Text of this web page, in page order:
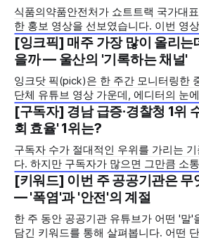
식품의약품안전처가 쇼트트랙 국가대
한 홍보 영상을 선보였습니다. 이번 영상은 의약품 허가·심사
기간을 기존 420일에서 240일로 단축
고 친근하게 알리기 위해 제작한 것으로
있는 규제 정책을, 빙판 위에서 빠른 스
모두 갖춘 김길리 선수의 이미지에 빗
니다. '빠르지만
2026년 7월 5주
[잉크픽] 매주 가장 많이 올리는
을까 — 울산의 '기록하는 채널'
잉크닷 픽(pick)은 한 주간 모니터링한
단체 유튜브 영상 가운데, 에디터의 눈
시도와 의미를 들여다보는 코너입니다.
오르지는 못했지만, 다른 채널이 가지
를 소개합니다. 이번 주는 특정 영상 한 편이 아니라, 채널 하나
의 '변화'를 이야기하려
2026년 7월 5주
[구독자] 경남 급증·경찰청 1위
회 효율' 1위는?
구독자 수가 절대적인 우위를 가리는
다. 하지만 구독자가 많으면 그만큼 소
아집니다. 소통은 곧 채널의 신뢰로 이
자를 확보하기보다는 소통하는, 그래서
다수 확보하길 바라는 마음을 담아, 중
단체 유튜브 채널의 구독자를 월 단위로 분석
기관과 광역자치단체 유튜브 채널의 구
2026년 7월 5주
[키워드] 이번 주 공공기관은 무
— '폭염'과 '안전'의 계절
한 주 동안 공공기관 유튜브가 어떤 '말'
담긴 키워드를 통해 살펴봅니다. 어떤